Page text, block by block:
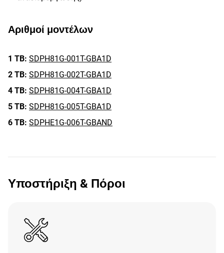
Αριθμοί μοντέλων
1 TB: SDPH81G-001T-GBA1D
2 TB: SDPH81G-002T-GBA1D
4 TB: SDPH81G-004T-GBA1D
5 TB: SDPH81G-005T-GBA1D
6 TB: SDPHE1G-006T-GBAND
Υποστήριξη & Πόροι